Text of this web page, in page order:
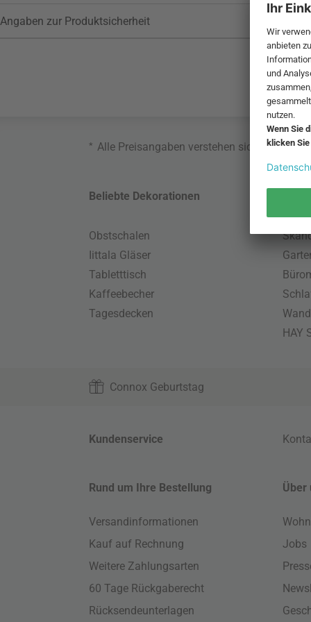
Angaben zur Produktsicherheit
* Alle Preisangaben verstehen sich inklusive
Beliebte Dekorationen
Obstschalen
Iittala Gläser
Tabletttisch
Kaffeebecher
Tagesdecken
HAY
Connox Geburtstag
Kundenservice
Rund um Ihre Bestellung
Versandinformationen
Kauf auf Rechnung
Weitere Zahlungsarten
60 Tage Rückgaberecht
Rücksendeunterlagen
Über
Jobs